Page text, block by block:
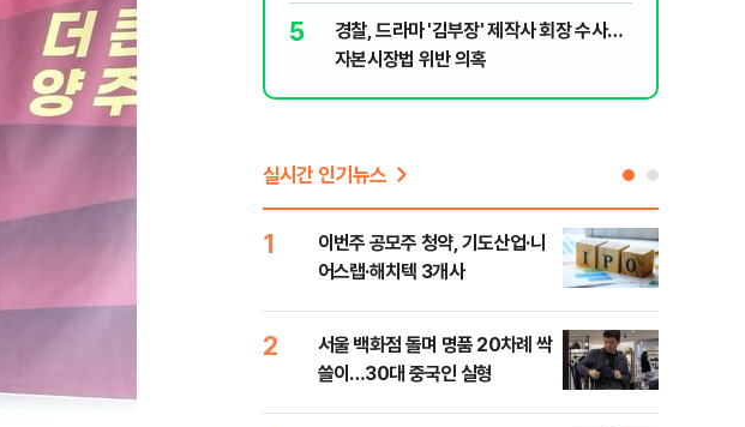
5
경찰, 드라마 '김부장' 제작사 회장 수사…
자본시장법 위반 의혹
실시간 인기뉴스
1
이번주 공모주 청약, 기도산업·니
어스랩·해치텍 3개사
2
서울 백화점 돌며 명품 20차례 싹
쓸이…30대 중국인 실형